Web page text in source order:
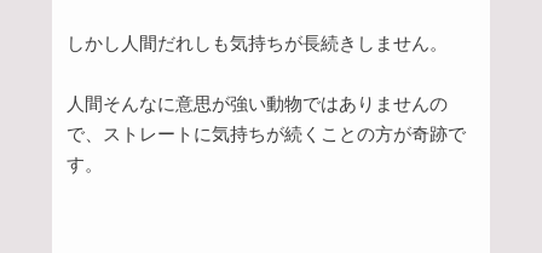
しかし人間だれしも気持ちが長続きしません。
人間そんなに意思が強い動物ではありませんの
で、ストレートに気持ちが続くことの方が奇跡で
す。